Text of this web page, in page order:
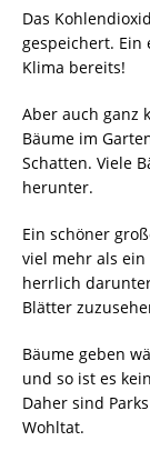
Das
gespeichert. Ein
Klima bereits!
Aber auch ganz
Bäume im
Schatten. Viele
herunter.
Ein schöner
viel mehr als
herrlich
Blätter
Bäume geben
und so ist es
Daher sind
Wohltat.